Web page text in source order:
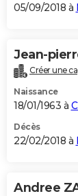
S'inscrire
Se connecter
Lycées
Collèges
Primaires
Universités
Entreprises
Service militaire
Avis de
AVIS DE DÉCÈS
Bricolage
Lifestyle
Culture
Sport
Auto
Television
Voyage
Cinema
05/09/2018 à
Jean-
Créer une
Naissance
18/01/1963 à
Décès
22/02/2018 à
Andree